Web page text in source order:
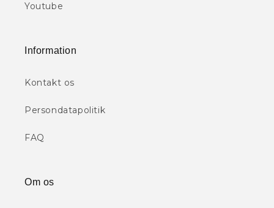
Youtube
Information
Kontakt os
Persondatapolitik
FAQ
Om os